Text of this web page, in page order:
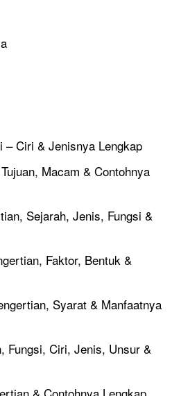
– Ciri & Jenisnya Lengkap
Macam & Contohnya
Sejarah, Jenis, Fungsi &
Faktor, Bentuk &
Syarat & Manfaatnya
Fungsi, Ciri, Jenis, Unsur &